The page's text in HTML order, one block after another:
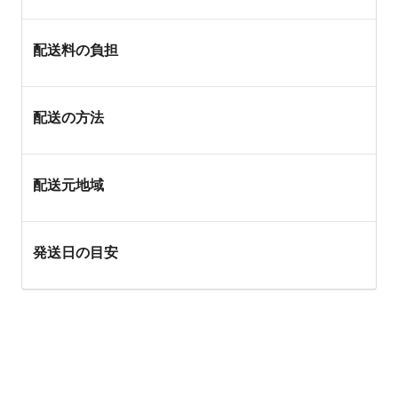
配送料の負担
配送の方法
配送元地域
発送日の目安